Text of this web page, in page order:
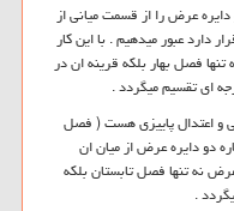
عرض را از قسمت میانی از
دارد عبور میدهیم . با این کار
فصل بهار بلکه قرینه ان در
ای تقسیم میگردد .
و اعتدال پاییزی هست ( فصل
دو دایره عرض از میان ان
نه تنها فصل تابستان بلکه
.